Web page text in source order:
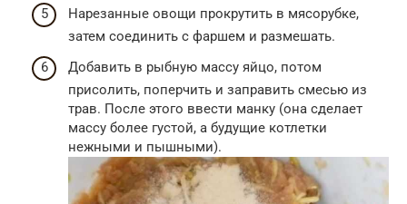
Нарезанные овощи прокрутить в мясорубке,
затем соединить с фаршем и размешать.
Добавить в рыбную массу яйцо, потом
присолить, поперчить и заправить смесью из
трав. После этого ввести манку (она сделает
массу более густой, а будущие котлетки
нежными и пышными).